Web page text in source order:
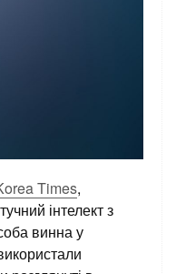
Times,
інтелект з
винна у